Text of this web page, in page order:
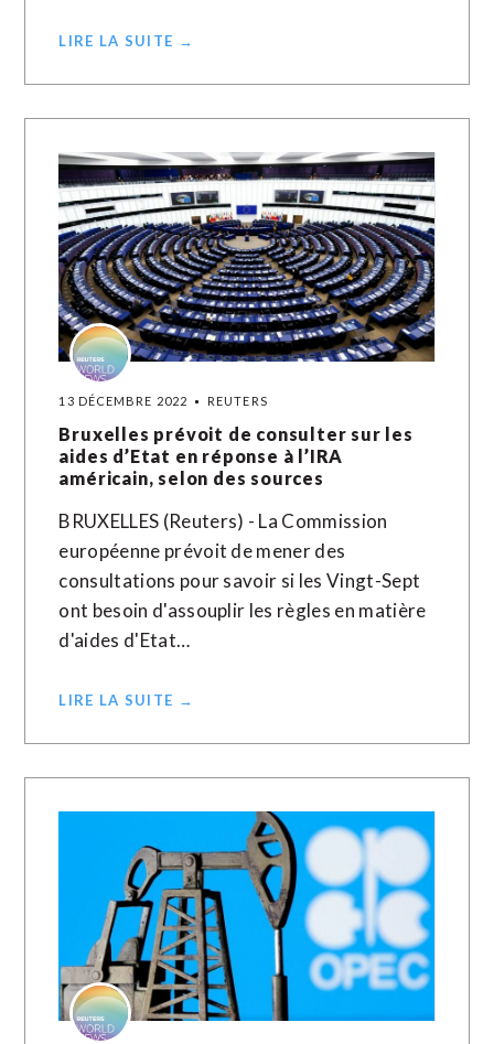
LIRE LA SUITE →
13 DÉCEMBRE 2022 REUTERS
Bruxelles prévoit de consulter sur les
aides d’Etat en réponse à l’IRA
américain, selon des sources
BRUXELLES (Reuters) - La Commission
européenne prévoit de mener des
consultations pour savoir si les Vingt-Sept
ont besoin d'assouplir les règles en matière
d'aides d'Etat…
LIRE LA SUITE →